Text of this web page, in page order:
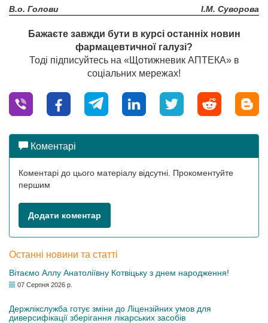
В.о. Голови
І.М. Суворова
Бажаєте завжди бути в курсі останніх новин
фармацевтичної галузі?
Тоді підписуйтесь на «Щотижневик АПТЕКА» в
соціальних мережах!
Коментарі
Коментарі до цього матеріалу відсутні. Прокоментуйте
першим
Додати коментар
Останні новини та статті
Вітаємо Аллу Анатоліївну Котвіцьку з днем народження!
07 Серпня 2026 р.
Держлікслужба готує зміни до Ліцензійних умов для
диверсифікації зберігання лікарських засобів